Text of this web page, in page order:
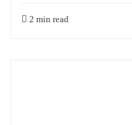
2 min read